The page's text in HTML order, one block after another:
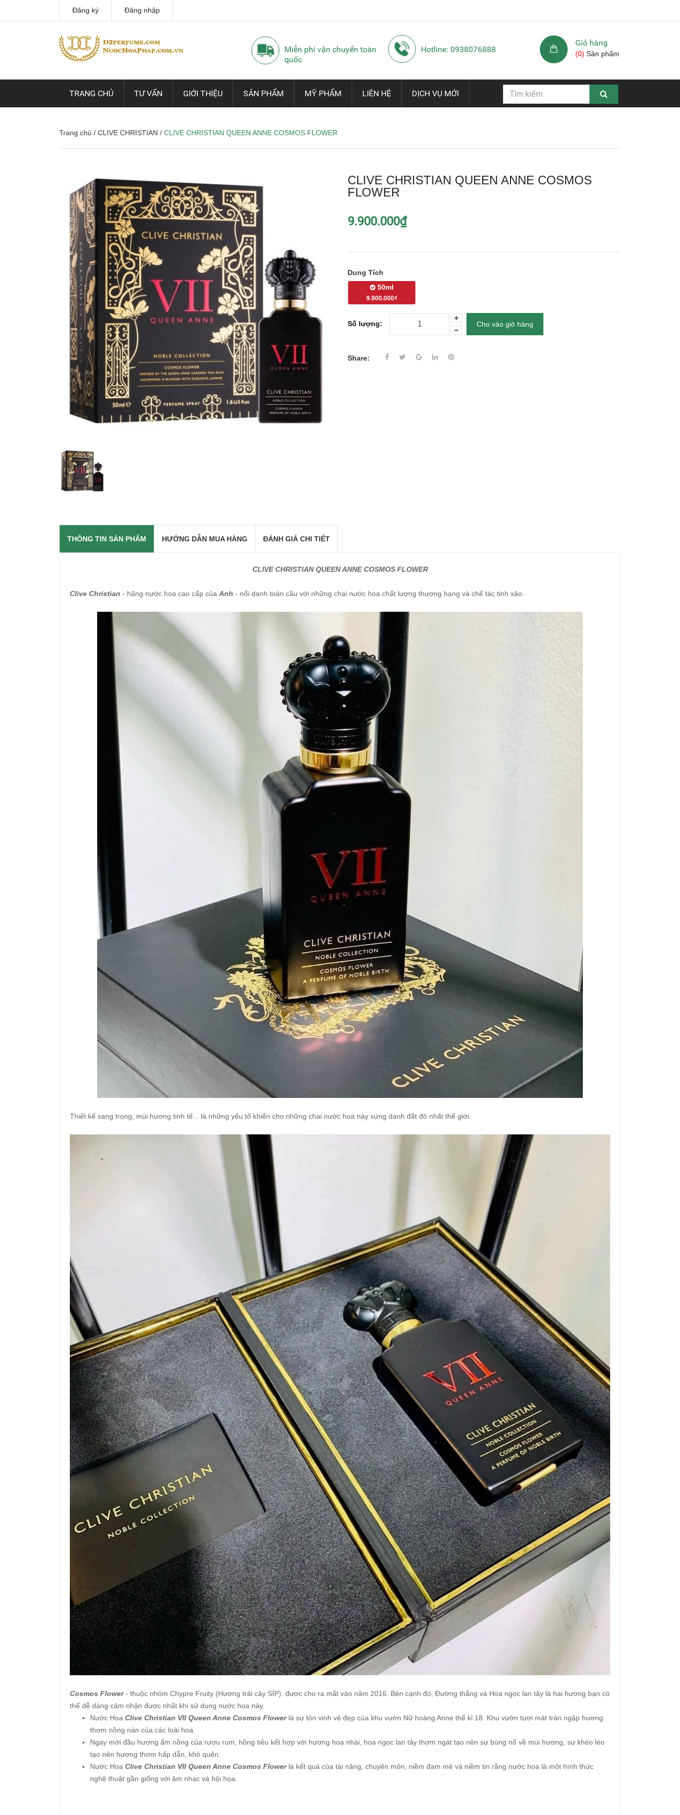
Đăng ký Đăng nhập
Miễn phí vận chuyển toàn
quốc
Hotline: 0938076888
Giỏ hàng
(0) Sản phẩm
TRANG CHỦ TƯ VẤN GIỚI THIỆU SẢN PHẨM MỸ PHẨM LIÊN HỆ DỊCH VỤ MỚI
Trang chủ / CLIVE CHRISTIAN / CLIVE CHRISTIAN QUEEN ANNE COSMOS FLOWER
CLIVE CHRISTIAN QUEEN ANNE COSMOS
FLOWER
9.900.000₫
Dung Tích
50ml
9.900.000₫
Số lượng: Cho vào giỏ hàng
Share:
THÔNG TIN SẢN PHẨM HƯỚNG DẪN MUA HÀNG ĐÁNH GIÁ CHI TIẾT
CLIVE CHRISTIAN QUEEN ANNE COSMOS FLOWER
Clive Christian - hãng nước hoa cao cấp của Anh - nổi danh toàn cầu với những chai nước hoa chất lượng thượng hạng và chế tác tinh xảo.
Thiết kế sang trọng, mùi hương tinh tế... là những yếu tố khiến cho những chai nước hoa này xứng danh đắt đỏ nhất thế giới.
Cosmos Flower- thuộc nhóm Chypre Fruity (Hương trái cây SÍP). được cho ra mắt vào năm 2016. Bên cạnh đó, Đường thắng và Hoa ngọc lan tây là hai hương bạn có
thể dễ dàng cảm nhận được nhất khi sử dụng nước hoa này.
Nước Hoa Clive Christian VII Queen Anne Cosmos Flowerlà sự tôn vinh vẻ đẹp của khu vườn Nữ hoàng Anne thế kỉ 18. Khu vườn tươi mát tràn ngập hương
thơm nồng nàn của các loài hoa.
Ngay mới đầu hương ấm nồng của rượu rum, hồng tiêu kết hợp với hương hoa nhài, hoa ngọc lan tây thơm ngát tạo nên sự bùng nổ về mùi hương, sự khéo léo
tạo nên hương thơm hấp dẫn, khó quên.
Nước Hoa Clive Christian VII Queen Anne Cosmos Flowerlà kết quả của tài năng, chuyên môn, niềm đam mê và niềm tin rằng nước hoa là một hình thức
nghệ thuật gần giống với âm nhạc và hội họa.